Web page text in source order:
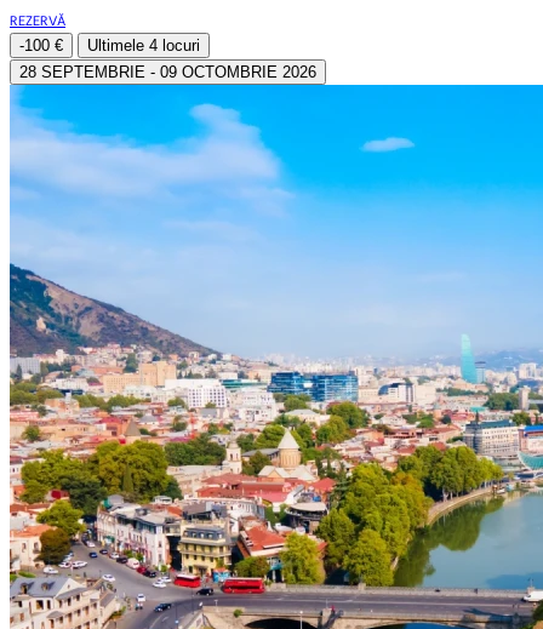
REZERVĂ
-100 € Ultimele 4 locuri
28 SEPTEMBRIE - 09 OCTOMBRIE 2026